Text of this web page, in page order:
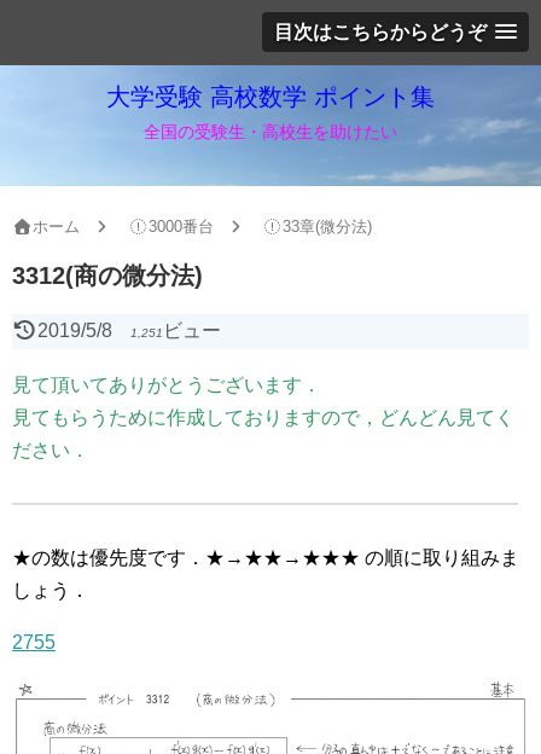
目次はこちらからどうぞ
大学受験 高校数学 ポイント集
全国の受験生・高校生を助けたい
ホーム 3000番台 33章(微分法)
3312(商の微分法)
2019/5/8 1,251 ビュー
見て頂いてありがとうございます．
見てもらうために作成しておりますので，どんどん見てく
ださい．
★の数は優先度です．★→★★→★★★ の順に取り組みま
しょう．
2755